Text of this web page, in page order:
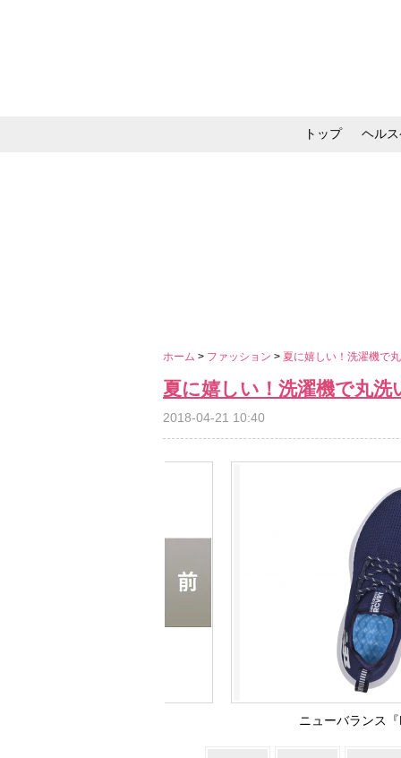
トップ ヘル
ホーム > ファッション > 夏に嬉しい！洗濯機で
夏に嬉しい！洗濯機で丸
2018-04-21 10:40
ニューバランス